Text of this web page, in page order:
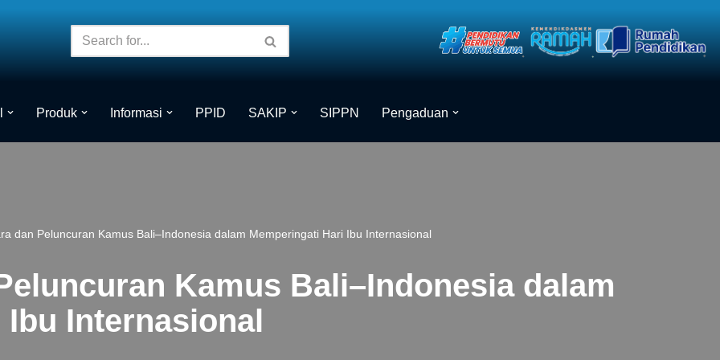
Produk Informasi PPID SAKIP SIPPN Pengaduan
dan Peluncuran Kamus Bali–Indonesia dalam Memperingati Hari Ibu Internasional
Kamus Bali–Indonesia dalam
Internasional